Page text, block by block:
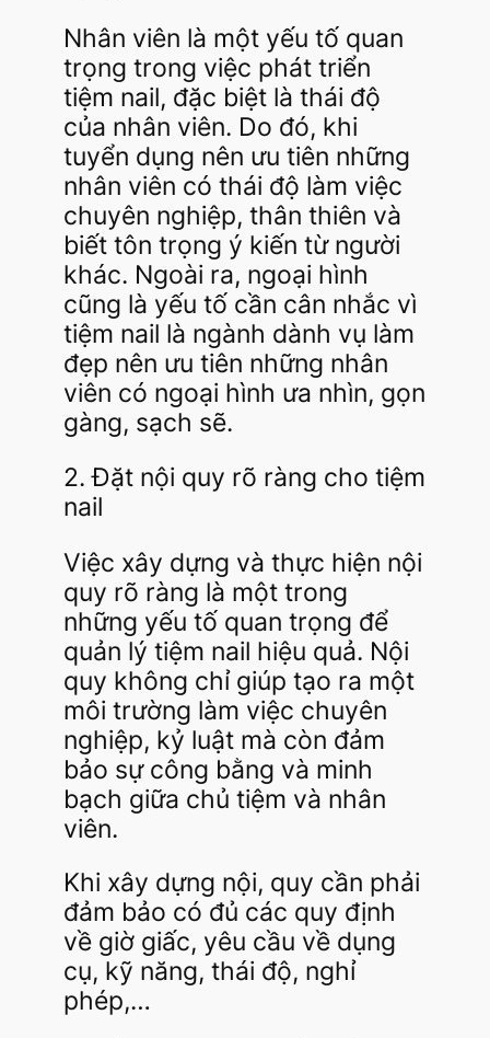
Nhân viên là một yếu tố quan
trọng trong việc phát triển
tiệm nail, đặc biệt là thái độ
của nhân viên. Do đó, khi
tuyển dụng nên ưu tiên những
nhân viên có thái độ làm việc
chuyên nghiệp, thân thiên và
biết tôn trọng ý kiến từ người
khác. Ngoài ra, ngoại hình
cũng là yếu tố cần cân nhắc vì
tiệm nail là ngành dành vụ làm
đẹp nên ưu tiên những nhân
viên có ngoại hình ưa nhìn, gọn
gàng, sạch sẽ.
2. Đặt nội quy rõ ràng cho tiệm
nail
Việc xây dựng và thực hiện nội
quy rõ ràng là một trong
những yếu tố quan trọng để
quản lý tiệm nail hiệu quả. Nội
quy không chỉ giúp tạo ra một
môi trường làm việc chuyên
nghiệp, kỷ luật mà còn đảm
bảo sự công bằng và minh
bạch giữa chủ tiệm và nhân
viên.
Khi xây dựng nội, quy cần phải
đảm bảo có đủ các quy định
về giờ giấc, yêu cầu về dụng
cụ, kỹ năng, thái độ, nghỉ
phép,…